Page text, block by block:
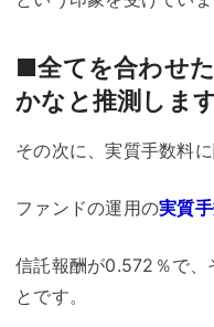
■全てを合わせ
かなと推測しま
その次に、実質手数料に
ファンドの運用の実質
信託報酬が0.572％で、
とです。